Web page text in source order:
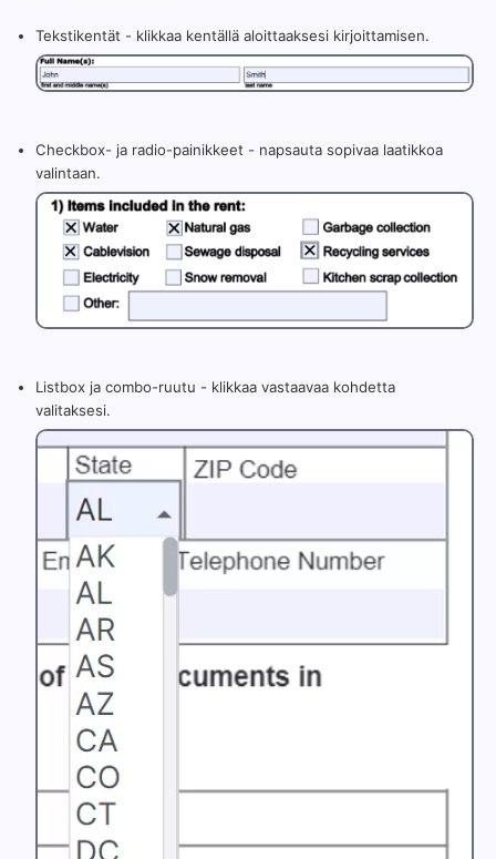
Tekstikentät - klikkaa kentällä aloittaaksesi kirjoittamisen.
Checkbox- ja radio-painikkeet - napsauta sopivaa laatikkoa
valintaan.
Listbox ja combo-ruutu - klikkaa vastaavaa kohdetta
valitaksesi.